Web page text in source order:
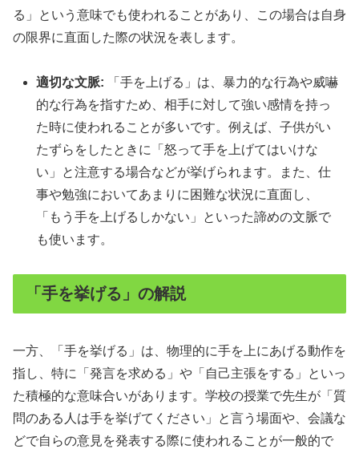
る」という意味でも使われることがあり、この場合は自身
の限界に直面した際の状況を表します。
適切な文脈: 「手を上げる」は、暴力的な行為や威嚇
的な行為を指すため、相手に対して強い感情を持っ
た時に使われることが多いです。例えば、子供がい
たずらをしたときに「怒って手を上げてはいけな
い」と注意する場合などが挙げられます。また、仕
事や勉強においてあまりに困難な状況に直面し、
「もう手を上げるしかない」といった諦めの文脈で
も使います。
「手を挙げる」の解説
一方、「手を挙げる」は、物理的に手を上にあげる動作を
指し、特に「発言を求める」や「自己主張をする」といっ
た積極的な意味合いがあります。学校の授業で先生が「質
問のある人は手を挙げてください」と言う場面や、会議な
どで自らの意見を発表する際に使われることが一般的で